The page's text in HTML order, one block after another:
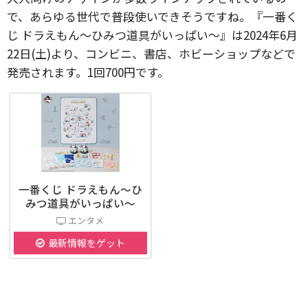
で、あらゆる世代で普段使いできそうですね。『一番く
じ ドラえもん～ひみつ道具がいっぱい～』は2024年6月
22日(土)より、コンビニ、書店、ホビーショップなどで
発売されます。1回700円です。
一番くじ ドラえもん～ひ
みつ道具がいっぱい～
エンタメ
最新情報をゲット